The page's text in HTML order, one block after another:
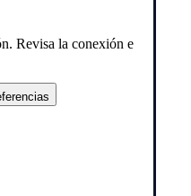
Revisa la conexión e